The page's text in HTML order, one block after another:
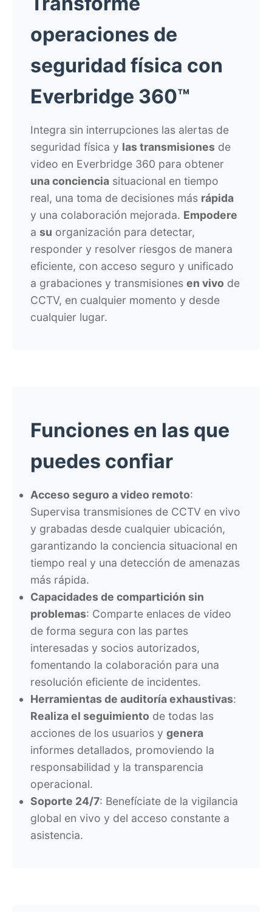
operaciones de
seguridad física con
Everbridge 360™
Integra sin interrupciones las alertas de
seguridad física y las transmisiones de
video en Everbridge 360 para obtener
una conciencia situacional en tiempo
real, una toma de decisiones más rápida
y una colaboración mejorada. Empodere
a su organización para detectar,
responder y resolver riesgos de manera
eficiente, con acceso seguro y unificado
a grabaciones y transmisiones en vivo de
CCTV, en cualquier momento y desde
cualquier lugar.
Funciones en las que
puedes confiar
Acceso seguro a video remoto:
Supervisa transmisiones de CCTV en vivo
y grabadas desde cualquier ubicación,
garantizando la conciencia situacional en
tiempo real y una detección de amenazas
más rápida.
Capacidades de compartición sin
problemas: Comparte enlaces de video
de forma segura con las partes
interesadas y socios autorizados,
fomentando la colaboración para una
resolución eficiente de incidentes.
Herramientas de auditoría exhaustivas:
Realiza el seguimiento de todas las
acciones de los usuarios y genera
informes detallados, promoviendo la
responsabilidad y la transparencia
operacional.
Soporte 24/7: Benefíciate de la vigilancia
global en vivo y del acceso constante a
asistencia.